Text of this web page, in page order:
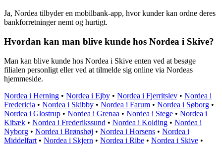
Ja, Nordea tilbyder en mobilbank-app, hvor kunder kan ordne deres
bankforretninger nemt og hurtigt.
Hvordan kan man blive kunde hos Nordea i Skive?
Man kan blive kunde hos Nordea i Skive enten ved at besøge
filialen personligt eller ved at tilmelde sig online via Nordeas
hjemmeside.
Nordea i Herning • Nordea i Ejby • Nordea i Fjerritslev • Nordea i
Fredericia • Nordea i Skibby • Nordea i Farum • Nordea i Søborg •
Nordea i Glostrup • Nordea i Grenaa • Nordea i Stege • Nordea i
Kibæk • Nordea i Frederikssund • Nordea i Kolding • Nordea i
Nyborg • Nordea i Brønshøj • Nordea i Horsens • Nordea i
Middelfart • Nordea i Skjern • Nordea i Ribe • Nordea i Skive •